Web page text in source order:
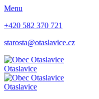
Menu
+420 582 370 721
starosta@otaslavice.cz
Otaslavice
Otaslavice